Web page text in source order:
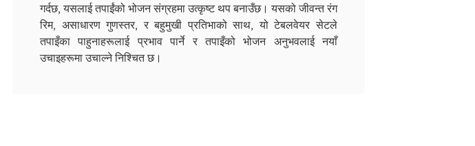
गर्दछ, यसलाई तपाईंको भोजन संग्रहमा उत्कृष्ट थप बनाउँछ। यसको जीवन्त रंग
रिम, असाधारण गुणस्तर, र बहुमुखी प्रतिभाको साथ, यो टेबलवेयर सेटले
तपाइँका पाहुनाहरूलाई प्रभाव पार्ने र तपाइँको भोजन अनुभवलाई नयाँ
उचाइहरूमा उचाल्ने निश्चित छ।